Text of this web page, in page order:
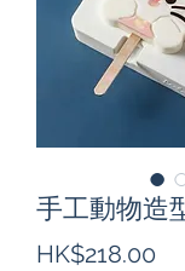
手工動物造
HK$218.00